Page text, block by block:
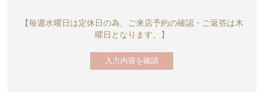
【毎週水曜日は定休日の為、ご来店予約の確認・ご返答は木
曜日となります。】
入力内容を確認